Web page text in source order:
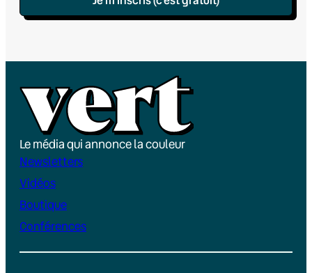
Le média qui annonce la couleur
Newsletters
Vidéos
Boutique
Conférences